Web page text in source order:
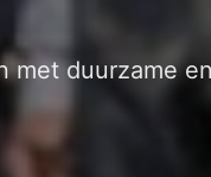
met duurzame